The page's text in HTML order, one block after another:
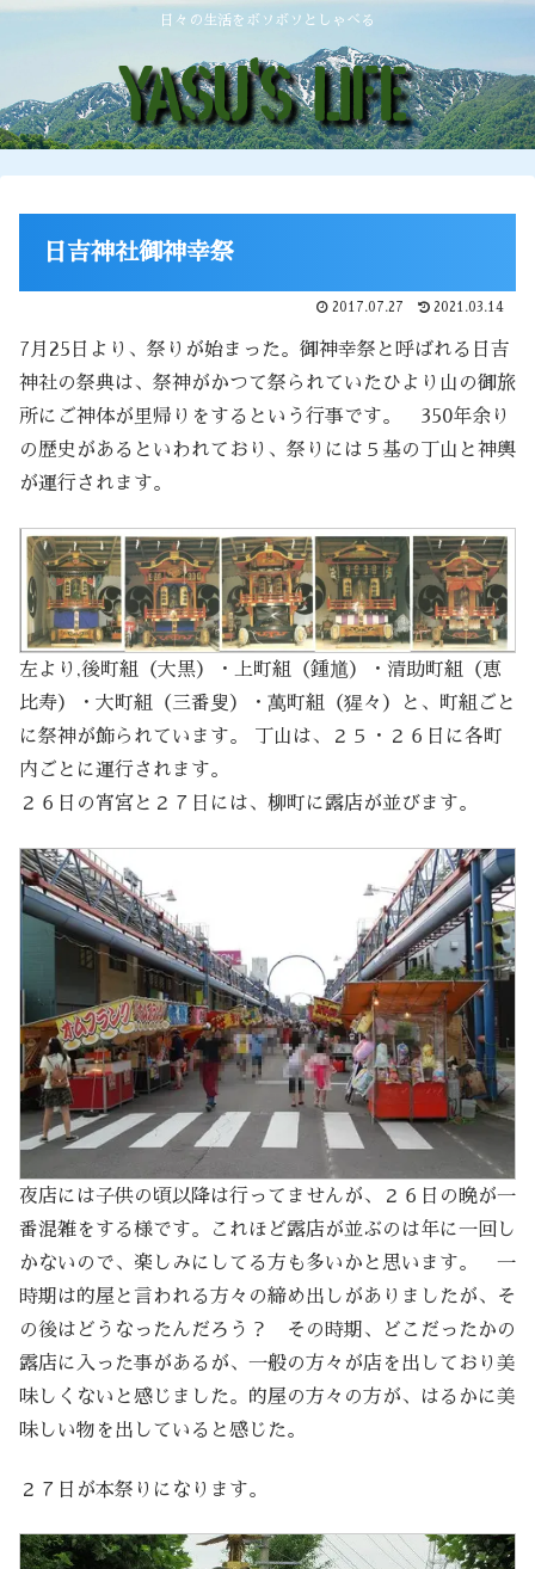
日々の生活をボソボソとしゃべる
日吉神社御神幸祭
2017.07.27 2021.03.14
7月25日より、祭りが始まった。御神幸祭と呼ばれる日吉
神社の祭典は、祭神がかつて祭られていたひより山の御旅
所にご神体が里帰りをするという行事です。 350年余り
の歴史があるといわれており、祭りには５基の丁山と神輿
が運行されます。
左より,後町組（大黒）・上町組（鍾馗）・清助町組（恵
比寿）・大町組（三番叟）・萬町組（猩々）と、町組ごと
に祭神が飾られています。 丁山は、２５・２６日に各町
内ごとに運行されます。
２６日の宵宮と２７日には、柳町に露店が並びます。
夜店には子供の頃以降は行ってませんが、２６日の晩が一
番混雑をする様です。これほど露店が並ぶのは年に一回し
かないので、楽しみにしてる方も多いかと思います。 一
時期は的屋と言われる方々の締め出しがありましたが、そ
の後はどうなったんだろう？ その時期、どこだったかの
露店に入った事があるが、一般の方々が店を出しており美
味しくないと感じました。的屋の方々の方が、はるかに美
味しい物を出していると感じた。
２７日が本祭りになります。